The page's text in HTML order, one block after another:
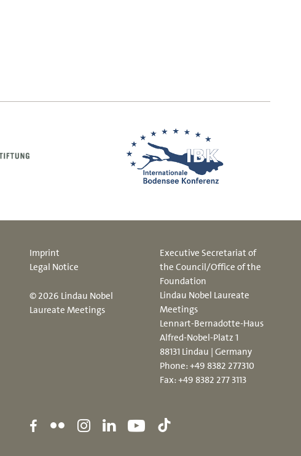
Imprint
Legal Notice
© 2026 Lindau Nobel
Laureate Meetings
Executive Secretariat of
the Council/Office of the
Foundation
Lindau Nobel Laureate
Meetings
Lennart-Bernadotte-Haus
Alfred-Nobel-Platz 1
88131 Lindau | Germany
Phone:+49 8382 277310
Fax: +49 8382 277 3113